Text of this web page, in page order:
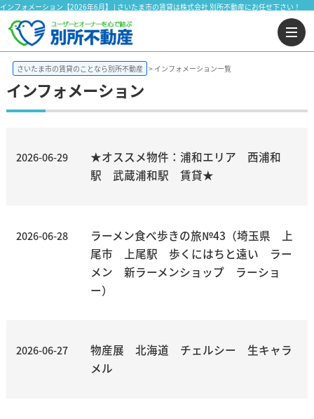
インフォメーション【2026年6月】 | さいたま市の賃貸は株式会社 別所不動産にお任せ下さい！
さいたま市の賃貸のことなら別所不動産 インフォメーション一覧
インフォメーション
2026-06-29
★オススメ物件：浦和エリア 西浦和
駅 武蔵浦和駅 賃貸★
2026-06-28
ラーメン食べ歩きの旅№43（埼玉県 上
尾市 上尾駅 歩くにはちと遠い ラー
メン 新ラーメンショップ ラーショ
ー）
2026-06-27
物産展 北海道 チェルシー 生キャラ
メル